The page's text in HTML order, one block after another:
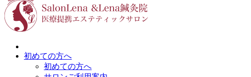
初めての方へ
初めての方へ